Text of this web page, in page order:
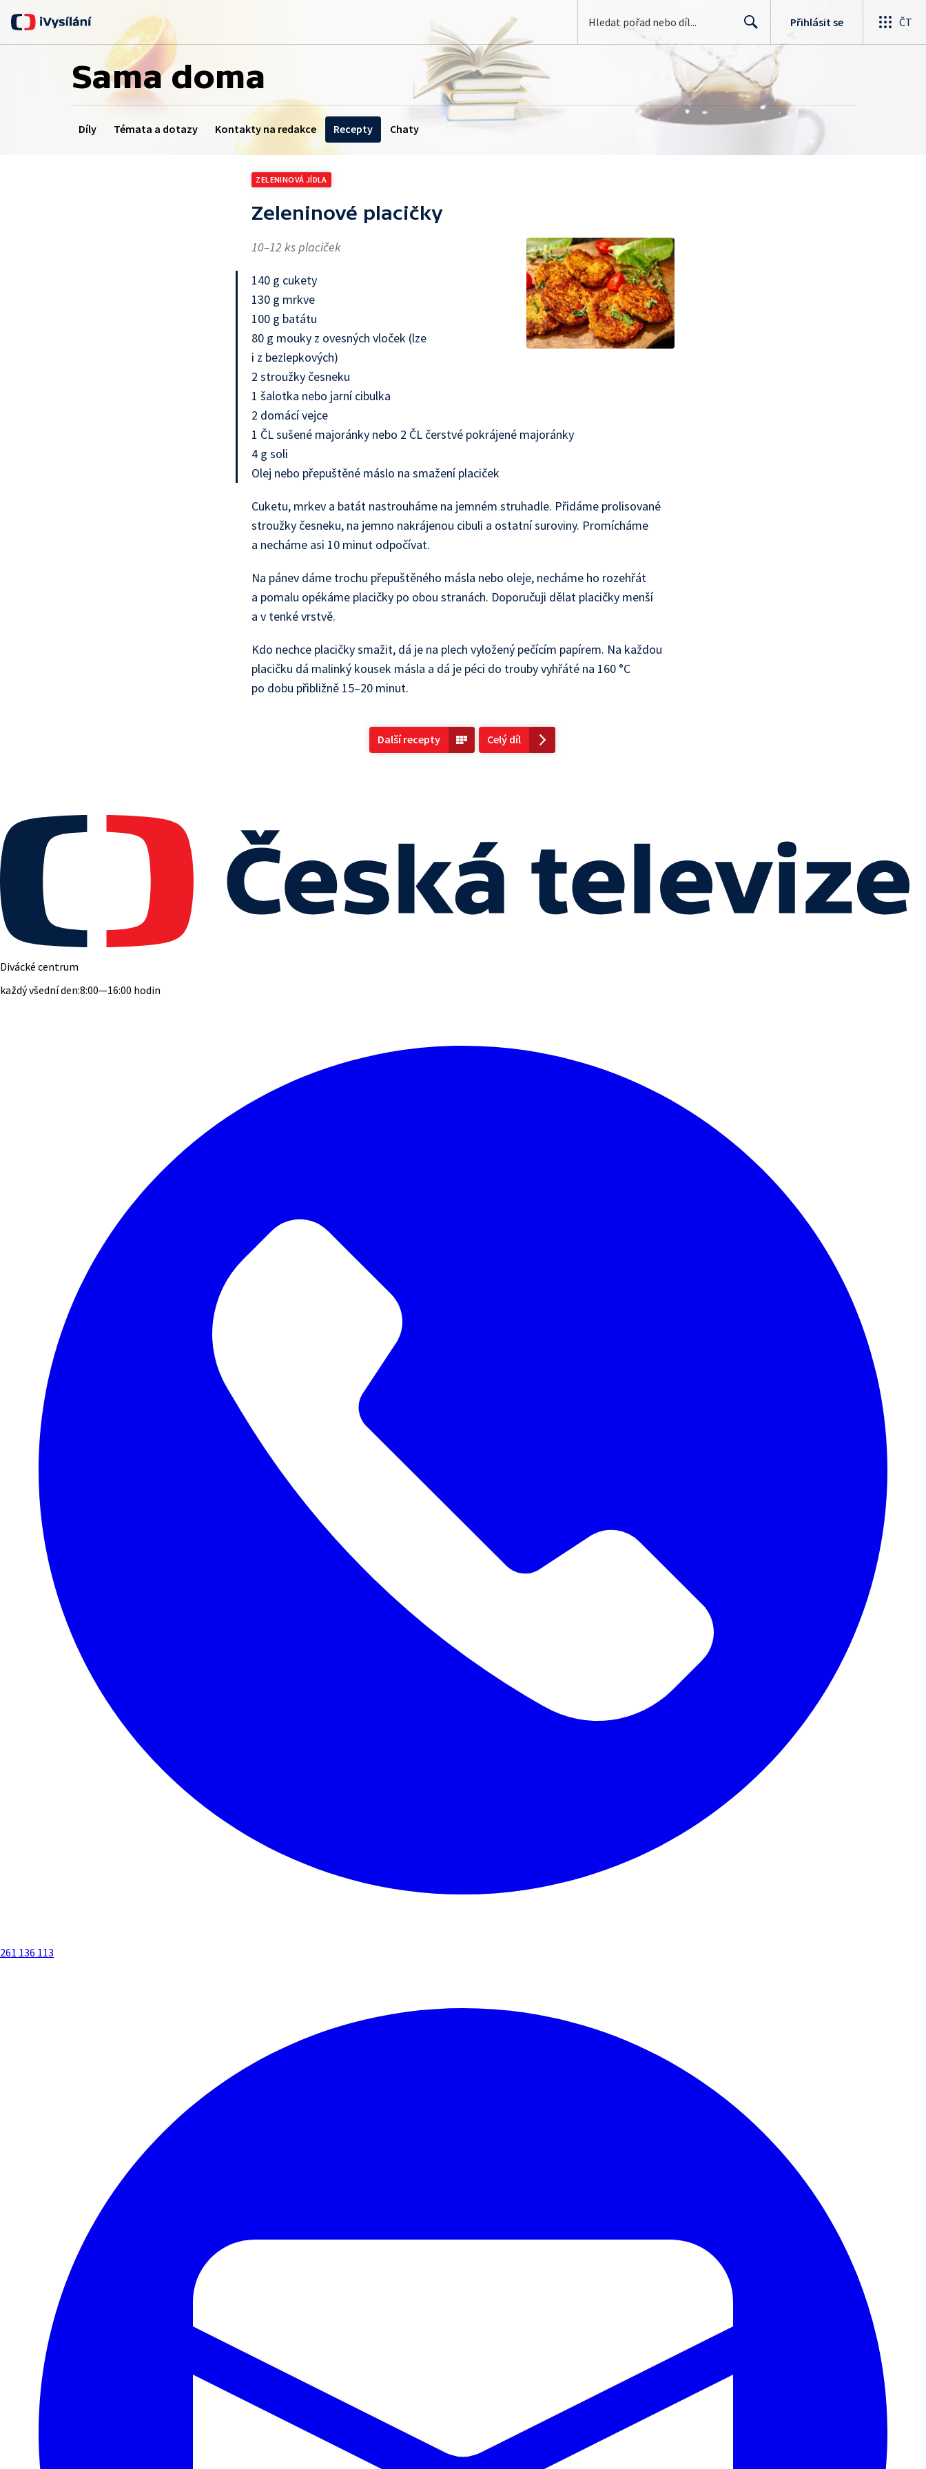
Přihlásit se ČT
Sama doma
Díly Témata a dotazy Kontakty na redakce Recepty Chaty
ZELENINOVÁ JÍDLA
Zeleninové placičky
10–12 ks placiček
140 g cukety
130 g mrkve
100 g batátu
80 g mouky z ovesných vloček (lze
i z bezlepkových)
2 stroužky česneku
1 šalotka nebo jarní cibulka
2 domácí vejce
1 ČL sušené majoránky nebo 2 ČL čerstvé pokrájené majoránky
4 g soli
Olej nebo přepuštěné máslo na smažení placiček
Cuketu, mrkev a batát nastrouháme na jemném struhadle. Přidáme prolisované
stroužky česneku, na jemno nakrájenou cibuli a ostatní suroviny. Promícháme
a necháme asi 10 minut odpočívat.
Na pánev dáme trochu přepuštěného másla nebo oleje, necháme ho rozehřát
a pomalu opékáme placičky po obou stranách. Doporučuji dělat placičky menší
a v tenké vrstvě.
Kdo nechce placičky smažit, dá je na plech vyložený pečícím papírem. Na každou
placičku dá malinký kousek másla a dá je péci do trouby vyhřáté na 160 °C
po dobu přibližně 15–20 minut.
Další recepty Celý díl